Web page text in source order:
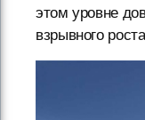
этом уровне
взрывного